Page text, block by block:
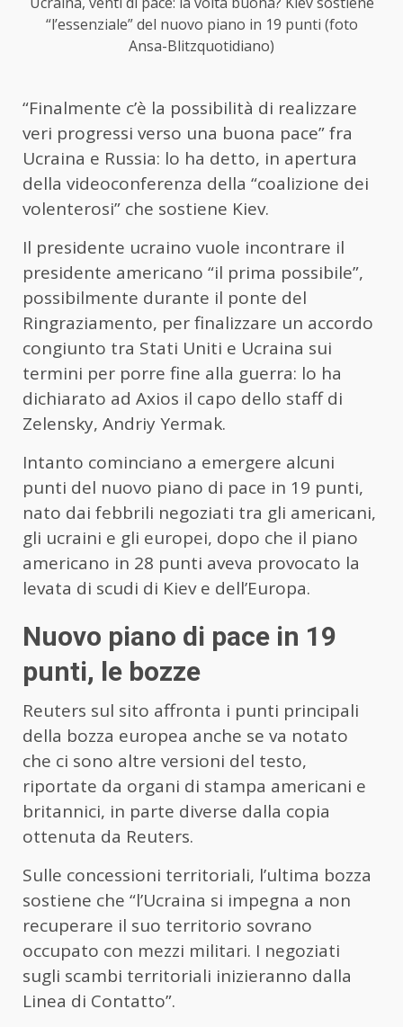
“l’essenziale” del nuovo piano in 19 punti (foto
Ansa-Blitzquotidiano)
“Finalmente c’è la possibilità di realizzare
veri progressi verso una buona pace” fra
Ucraina e Russia: lo ha detto, in apertura
della videoconferenza della “coalizione dei
volenterosi” che sostiene Kiev.
Il presidente ucraino vuole incontrare il
presidente americano “il prima possibile”,
possibilmente durante il ponte del
Ringraziamento, per finalizzare un accordo
congiunto tra Stati Uniti e Ucraina sui
termini per porre fine alla guerra: lo ha
dichiarato ad Axios il capo dello staff di
Zelensky, Andriy Yermak.
Intanto cominciano a emergere alcuni
punti del nuovo piano di pace in 19 punti,
nato dai febbrili negoziati tra gli americani,
gli ucraini e gli europei, dopo che il piano
americano in 28 punti aveva provocato la
levata di scudi di Kiev e dell’Europa.
Nuovo piano di pace in 19
punti, le bozze
Reuters sul sito affronta i punti principali
della bozza europea anche se va notato
che ci sono altre versioni del testo,
riportate da organi di stampa americani e
britannici, in parte diverse dalla copia
ottenuta da Reuters.
Sulle concessioni territoriali, l’ultima bozza
sostiene che “l’Ucraina si impegna a non
recuperare il suo territorio sovrano
occupato con mezzi militari. I negoziati
sugli scambi territoriali inizieranno dalla
Linea di Contatto”.